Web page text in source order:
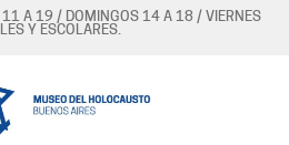
11 A 19 / DOMINGOS 14 A 18 / VIERNES
Y ESCOLARES.